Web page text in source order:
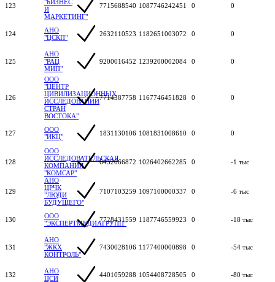
123
"БИЗНЕС
И
МАРКЕТИНГ"
7715688540 1087746242451 0 0
124
АНО
"ЦСКП"
2632110523 1182651003072 0 0
125
АНО
"РАЦ
МИП"
9200016452 1239200002084 0 0
126
ООО
"ЦЕНТР
ЦИВИЛИЗАЦИОННЫХ
ИССЛЕДОВАНИЙ
СТРАН
ВОСТОКА"
7714387758 1167746451828 0 0
127
ООО
"ИКЦ"
1831130106 1081831008610 0 0
128
ООО
ИССЛЕДОВАТЕЛЬСКАЯ
КОМПАНИЯ
"КОМСАР"
6452066872 1026402662285 0 -1 тыс
129
АНО
ЦРЧК
"ЛЮДИ
БУДУЩЕГО"
7107103259 1097100000337 0 -6 тыс
130
ООО
"ЭКСПЕРТМЕДИАГРУПП"
7728431559 1187746559923 0 -18 тыс
131
АНО
"ЖКХ
КОНТРОЛЬ"
7430028106 1177400000898 0 -54 тыс
132
АНО
ЦСИ
4401059288 1054408728505 0 -80 тыс